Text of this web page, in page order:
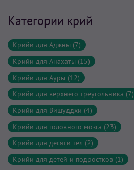
Категории крий
Крийи для Аджны (7)
Крийи для Анахаты (15)
Крийи для Ауры (12)
Крийи для верхнего треугольника (7)
Крийи для Вишуддхи (4)
Крийи для головного мозга (23)
Крийи для десяти тел (2)
Крийи для детей и подростков (1)